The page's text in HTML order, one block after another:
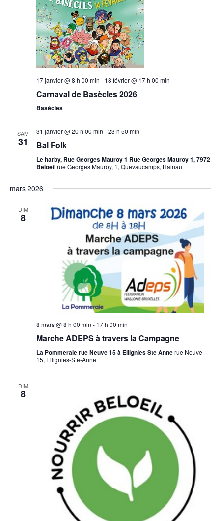
17 janvier @ 8 h 00 min - 18 février @ 17 h 00 min
Carnaval de Basècles 2026
Basècles
SAM
31
31 janvier @ 20 h 00 min -23 h 50 min
Bal Folk
Le harby, Rue Georges Mauroy 1 Rue Georges Mauroy 1, 7972
Beloeilrue Georges Mauroy, 1, Quevaucamps, Hainaut
mars 2026
DIM
8
8 mars @ 8 h 00 min - 17 h 00 min
Marche ADEPS à travers la Campagne
La Pommeraie rue Neuve 15 à Ellignies Ste Annerue Neuve
15, Ellignies-Ste-Anne
DIM
8